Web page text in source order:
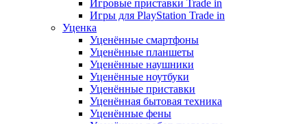
Игровые приставки Trade in
Игры для PlayStation Trade in
Уценка
Уценённые смартфоны
Уценённые планшеты
Уценённые наушники
Уценённые ноутбуки
Уценённые приставки
Уценённая бытовая техника
Уценённые фены